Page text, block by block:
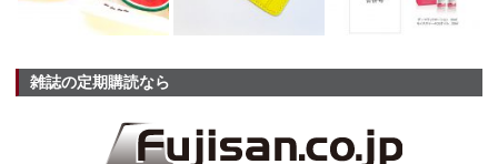
雑誌の定期購読なら